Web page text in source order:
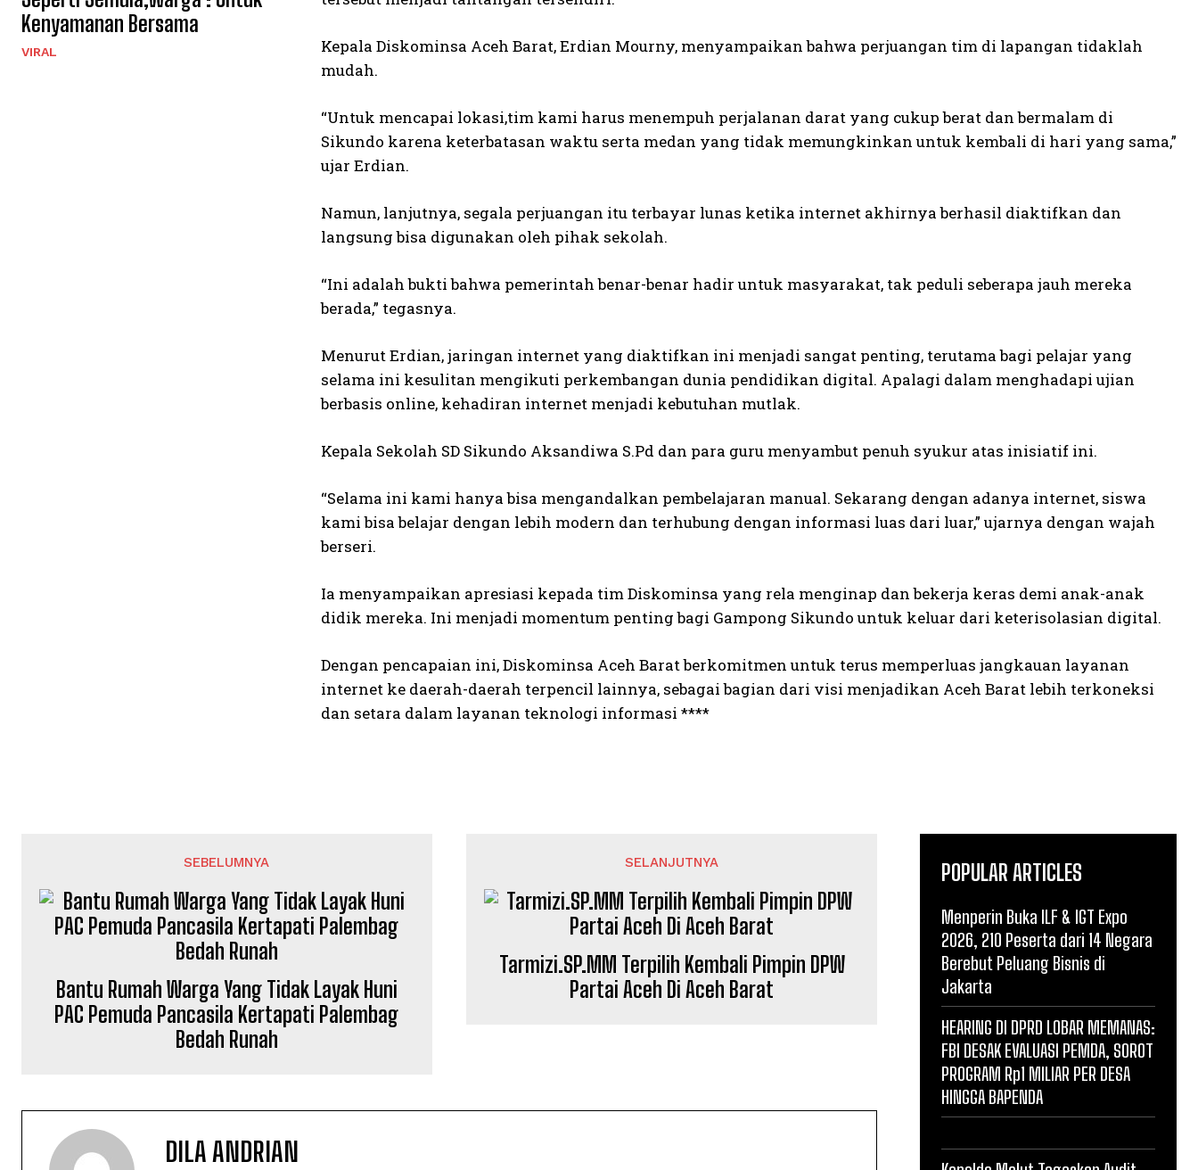
Kenyamanan Bersama
VIRAL
Kepala Diskominsa Aceh Barat, Erdian Mourny, menyampaikan bahwa perjuangan tim di lapangan tidaklah
mudah.
“Untuk mencapai lokasi,tim kami harus menempuh perjalanan darat yang cukup berat dan bermalam di
Sikundo karena keterbatasan waktu serta medan yang tidak memungkinkan untuk kembali di hari yang sama,”
ujar Erdian.
Namun, lanjutnya, segala perjuangan itu terbayar lunas ketika internet akhirnya berhasil diaktifkan dan
langsung bisa digunakan oleh pihak sekolah.
“Ini adalah bukti bahwa pemerintah benar-benar hadir untuk masyarakat, tak peduli seberapa jauh mereka
berada,” tegasnya.
Menurut Erdian, jaringan internet yang diaktifkan ini menjadi sangat penting, terutama bagi pelajar yang
selama ini kesulitan mengikuti perkembangan dunia pendidikan digital. Apalagi dalam menghadapi ujian
berbasis online, kehadiran internet menjadi kebutuhan mutlak.
Kepala Sekolah SD Sikundo Aksandiwa S.Pd dan para guru menyambut penuh syukur atas inisiatif ini.
“Selama ini kami hanya bisa mengandalkan pembelajaran manual. Sekarang dengan adanya internet, siswa
kami bisa belajar dengan lebih modern dan terhubung dengan informasi luas dari luar,” ujarnya dengan wajah
berseri.
Ia menyampaikan apresiasi kepada tim Diskominsa yang rela menginap dan bekerja keras demi anak-anak
didik mereka. Ini menjadi momentum penting bagi Gampong Sikundo untuk keluar dari keterisolasian digital.
Dengan pencapaian ini, Diskominsa Aceh Barat berkomitmen untuk terus memperluas jangkauan layanan
internet ke daerah-daerah terpencil lainnya, sebagai bagian dari visi menjadikan Aceh Barat lebih terkoneksi
dan setara dalam layanan teknologi informasi ****
SEBELUMNYA
Bantu Rumah Warga Yang Tidak Layak Huni
PAC Pemuda Pancasila Kertapati Palembag
Bedah Runah
SELANJUTNYA
Tarmizi.SP.MM Terpilih Kembali Pimpin DPW
Partai Aceh Di Aceh Barat
DILA ANDRIAN
POPULAR ARTICLES
Menperin Buka ILF & IGT Expo
2026, 210 Peserta dari 14 Negara
Berebut Peluang Bisnis di
Jakarta
HEARING DI DPRD LOBAR MEMANAS:
FBI DESAK EVALUASI PEMDA, SOROT
PROGRAM Rp1 MILIAR PER DESA
HINGGA BAPENDA